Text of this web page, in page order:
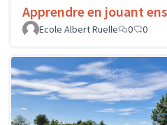
Apprendre en jouant
Ecole Albert Ruelle
0 0